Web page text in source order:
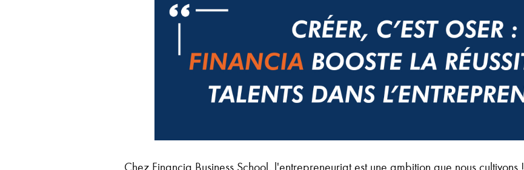
Chez Financia Business School, l'entrepreneuriat est une ambition que nous cultivons !